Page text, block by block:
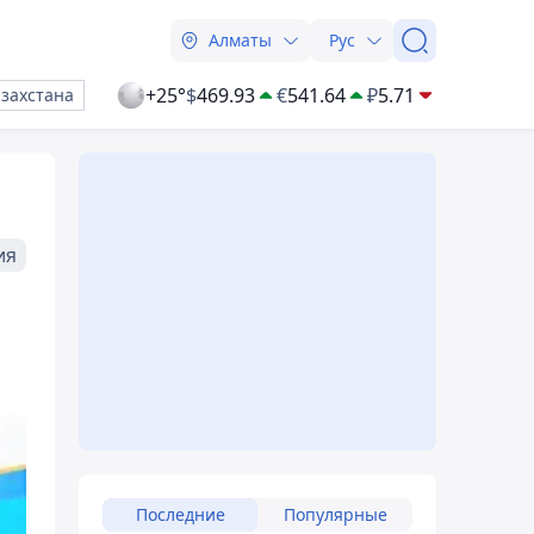
Алматы Рус
+25°$469.93 €541.64 ₽5.71
Последние Популярные